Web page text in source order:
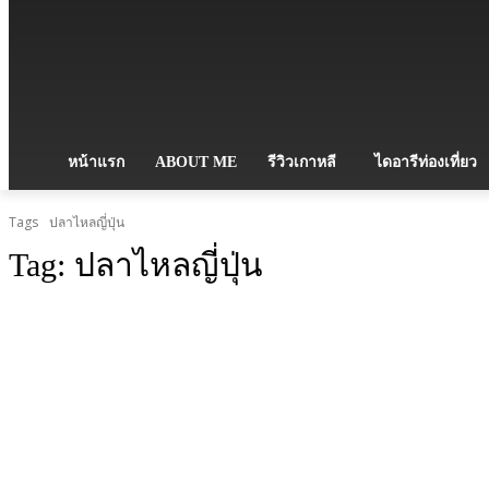
หน้าแรก ABOUT ME รีวิวเกาหลี ไดอารีท่องเที่ยว
Tags ปลาไหลญี่ปุ่น
Tag: ปลาไหลญี่ปุ่น